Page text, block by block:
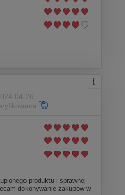
04-26
produktu i sprawnej
dokonywanie zakupów w